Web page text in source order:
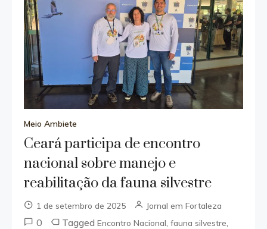
Meio Ambiete
Ceará participa de encontro
nacional sobre manejo e
reabilitação da fauna silvestre
1 de setembro de 2025 Jornal em Fortaleza
0 TaggedEncontro Nacional ,fauna silvestre